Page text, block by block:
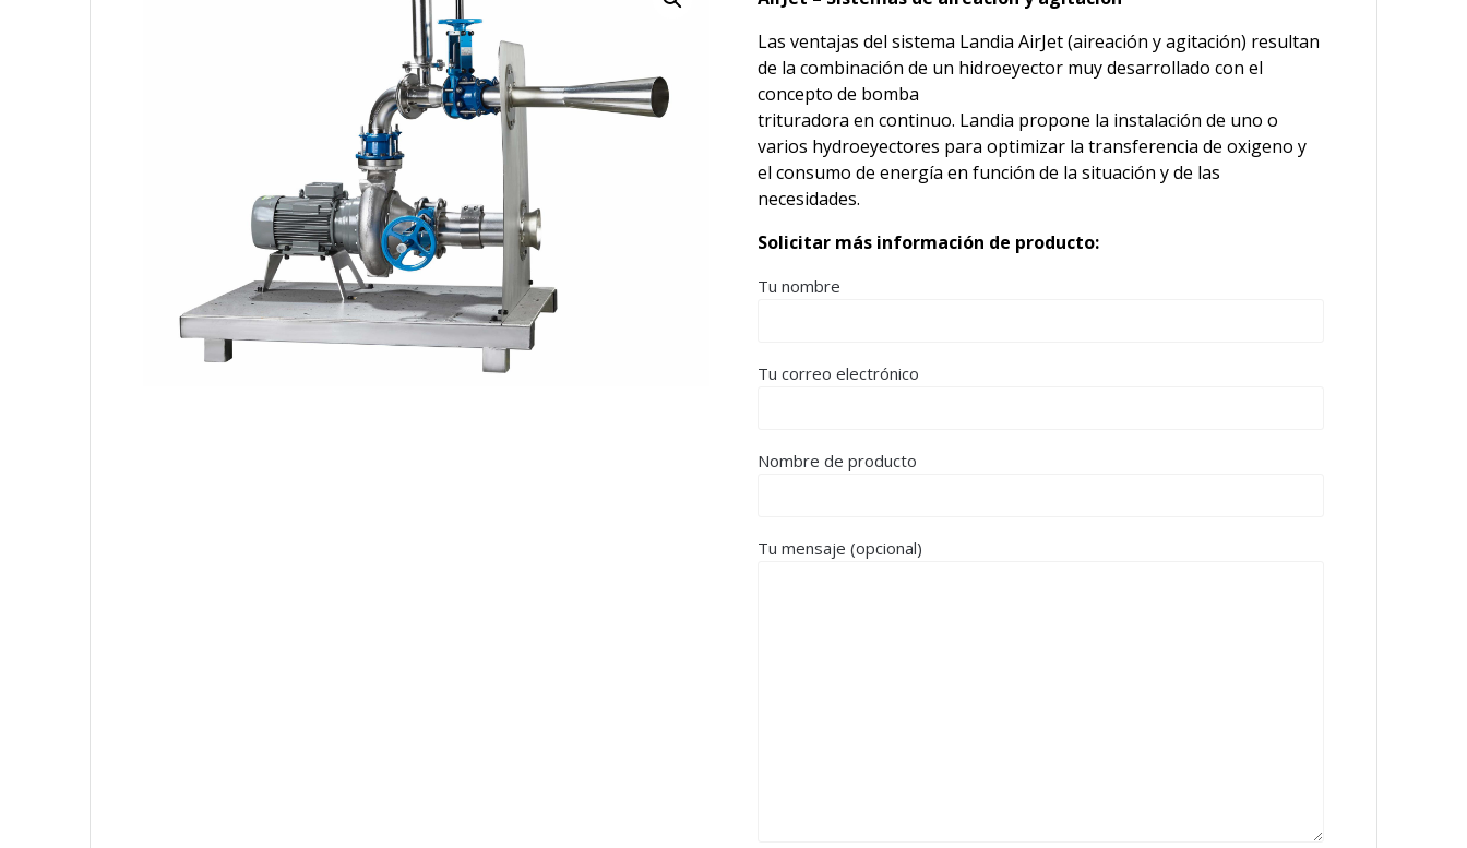
Las ventajas del sistema Landia AirJet (aireación y agitación) resultan
de la combinación de un hidroeyector muy desarrollado con el
concepto de bomba
trituradora en continuo. Landia propone la instalación de uno o
varios hydroeyectores para optimizar la transferencia de oxigeno y
el consumo de energía en función de la situación y de las
necesidades.
Solicitar más información de producto:
Tu nombre
Tu correo electrónico
Nombre de producto
Tu mensaje (opcional)